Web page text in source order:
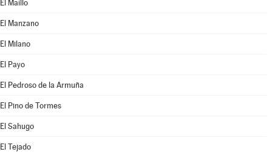
El Maíllo
El Manzano
El Milano
El Payo
El Pedroso de la Armuña
El Pino de Tormes
El Sahugo
El Tejado